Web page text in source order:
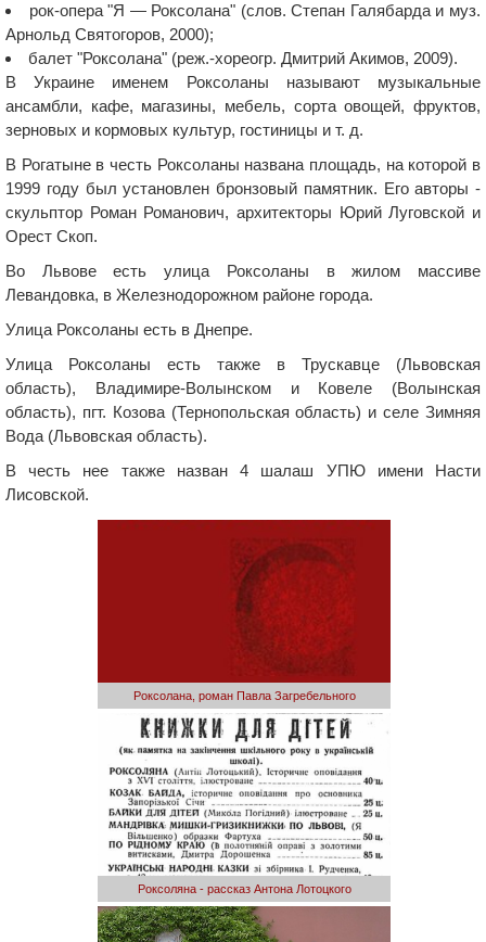
рок-опера "Я — Роксолана" (слов. Степан Галябарда и муз.
Арнольд Святогоров, 2000);
балет "Роксолана" (реж.-хореогр. Дмитрий Акимов, 2009).
В Украине именем Роксоланы называют музыкальные
ансамбли, кафе, магазины, мебель, сорта овощей, фруктов,
зерновых и кормовых культур, гостиницы и т. д.
В Рогатыне в честь Роксоланы названа площадь, на которой в
1999 году был установлен бронзовый памятник. Его авторы -
скульптор Роман Романович, архитекторы Юрий Луговской и
Орест Скоп.
Во Львове есть улица Роксоланы в жилом массиве
Левандовка, в Железнодорожном районе города.
Улица Роксоланы есть в Днепре.
Улица Роксоланы есть также в Трускавце (Львовская
область), Владимире-Волынском и Ковеле (Волынская
область), пгт. Козова (Тернопольская область) и селе Зимняя
Вода (Львовская область).
В честь нее также назван 4 шалаш УПЮ имени Насти
Лисовской.
Роксолана, роман Павла Загребельного
Роксоляна - рассказ Антона Лотоцкого